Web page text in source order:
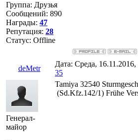
Группа: Друзья
Сообщений: 890
Награды: 47
Репутация: 28
Статус: Offline
deMetr
Дата: Среда,
35
Генерал-
майор
Tamiya 32540
(Sd.Kfz.142/1) Frühe